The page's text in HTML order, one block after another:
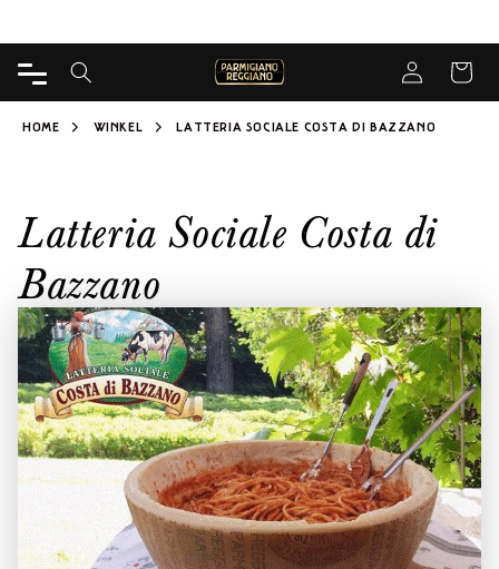
Inloggen
HOME WINKEL LATTERIA SOCIALE COSTA DI BAZZANO
Latteria Sociale Costa di
Bazzano